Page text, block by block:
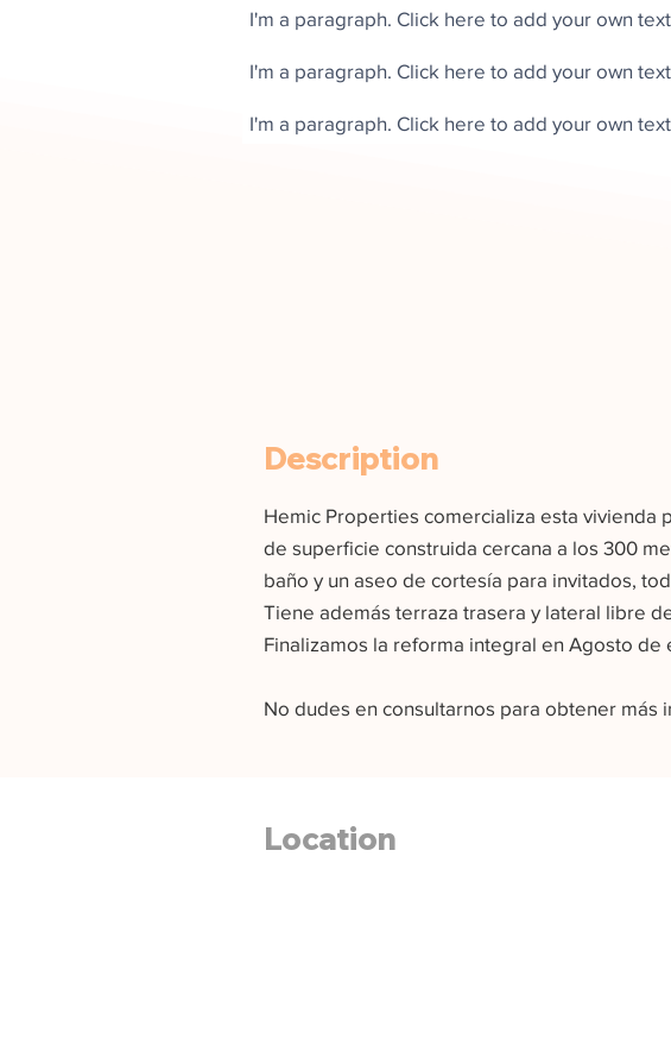
I'm a paragraph. Click here to add your own
I'm a paragraph. Click here to add your own
I'm a paragraph. Click here to add your own
Description
Hemic Properties comercializa esta vivienda
de superficie construida cercana a los 300
baño y un aseo de cortesía para invitados,
Tiene además terraza trasera y lateral libre
Finalizamos la reforma integral en Agosto de
No dudes en consultarnos para obtener más
Location